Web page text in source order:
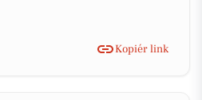
Kopiér link